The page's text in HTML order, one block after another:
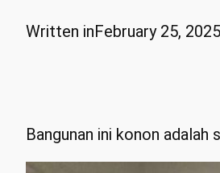
Written inFebruary 25, 2025
Bangunan ini konon adalah